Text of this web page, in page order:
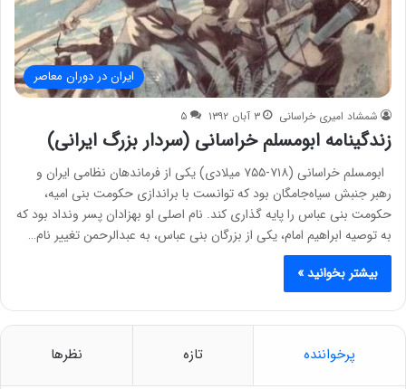
ایران در دوران معاصر
شمشاد امیری خراسانی ۳ آبان ۱۳۹۲ ۵
زندگینامه ابومسلم خراسانی (سردار بزرگ ایرانی)
ابومسلم خراسانی (۷۱۸-۷۵۵ میلادی) یکی از فرماندهان نظامی ایران و
رهبر جنبش سیاه‌جامگان بود که توانست با براندازی حکومت بنی امیه،
حکومت بنی عباس را پایه گذاری کند. نام اصلی او بهزادان پسر ونداد بود که
به توصیه ابراهیم امام، یکی از بزرگان بنی عباس، به عبدالرحمن تغییر نام…
بیشتر بخوانید »
پرخواننده تازه نظرها